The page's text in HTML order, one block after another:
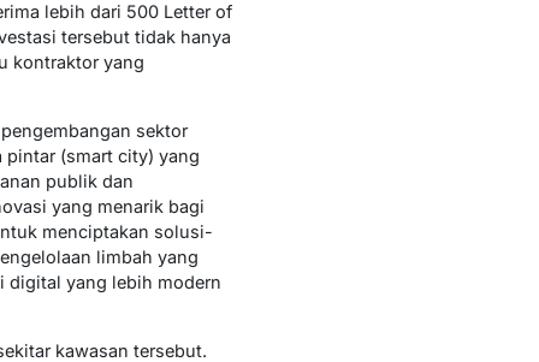
lebih dari 500 Letter of
tersebut tidak hanya
kontraktor yang
sektor
(smart city) yang
publik dan
yang menarik bagi
menciptakan solusi-
limbah yang
digital yang lebih modern
kawasan tersebut.